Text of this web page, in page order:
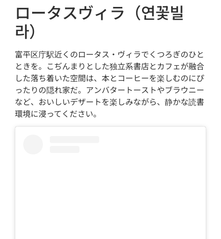
ロータスヴィラ（연꽃빌
라）
富平区庁駅近くのロータス・ヴィラでくつろぎのひと
ときを。こぢんまりとした独立系書店とカフェが融合
した落ち着いた空間は、本とコーヒーを楽しむのにぴ
ったりの隠れ家だ。アンバタートーストやブラウニー
など、おいしいデザートを楽しみながら、静かな読書
環境に浸ってください。